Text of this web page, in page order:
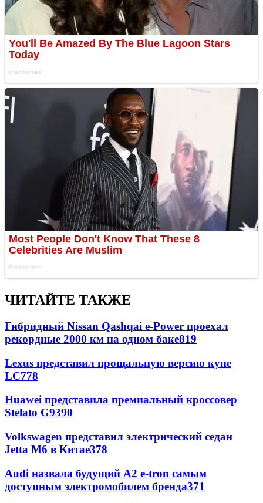
ЧИТАЙТЕ ТАКЖЕ
Гибридный Nissan Qashqai e-Power проехал
рекордные 2000 км на одном баке819
Lexus представил прощальную версию купе
LC778
Huawei представила премиальный кроссовер
Stelato G9390
Volkswagen представил электрический седан
Jetta M6 в Китае378
Audi назвала будущий A2 e-tron самым
доступным электромобилем бренда371